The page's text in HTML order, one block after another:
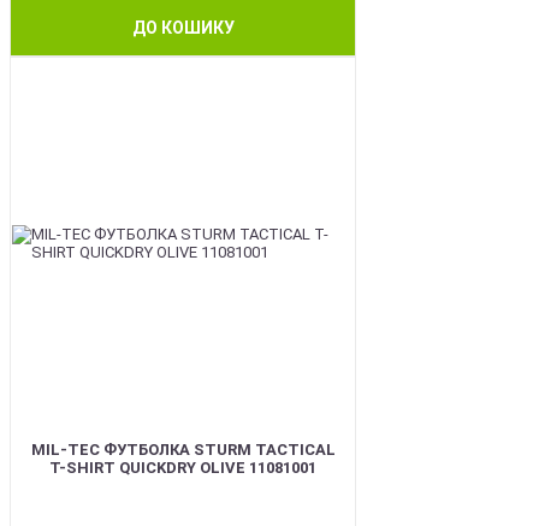
ДО КОШИКУ
MIL-TEC ФУТБОЛКА STURM TACTICAL
T-SHIRT QUICKDRY OLIVE 11081001